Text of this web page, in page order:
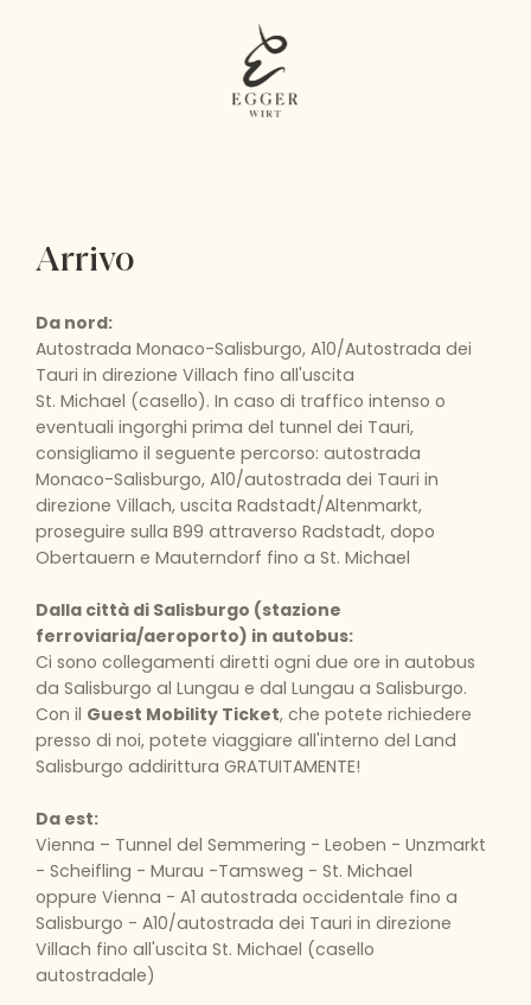
Arrivo
Da nord:
Autostrada Monaco-Salisburgo, A10/Autostrada dei
Tauri in direzione Villach fino all'uscita
St. Michael (casello). In caso di traffico intenso o
eventuali ingorghi prima del tunnel dei Tauri,
consigliamo il seguente percorso: autostrada
Monaco-Salisburgo, A10/autostrada dei Tauri in
direzione Villach, uscita Radstadt/Altenmarkt,
proseguire sulla B99 attraverso Radstadt, dopo
Obertauern e Mauterndorf fino a St. Michael
Dalla città di Salisburgo (stazione
ferroviaria/aeroporto) in autobus:
Ci sono collegamenti diretti ogni due ore in autobus
da Salisburgo al Lungau e dal Lungau a Salisburgo.
Con il Guest Mobility Ticket, che potete richiedere
presso di noi, potete viaggiare all'interno del Land
Salisburgo addirittura GRATUITAMENTE!
Da est:
Vienna – Tunnel del Semmering - Leoben - Unzmarkt
- Scheifling - Murau -Tamsweg - St. Michael
oppure Vienna - A1 autostrada occidentale fino a
Salisburgo - A10/autostrada dei Tauri in direzione
Villach fino all'uscita St. Michael (casello
autostradale)